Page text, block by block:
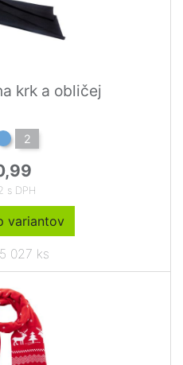
krk a obličej
2
s DPH
variantov
027 ks